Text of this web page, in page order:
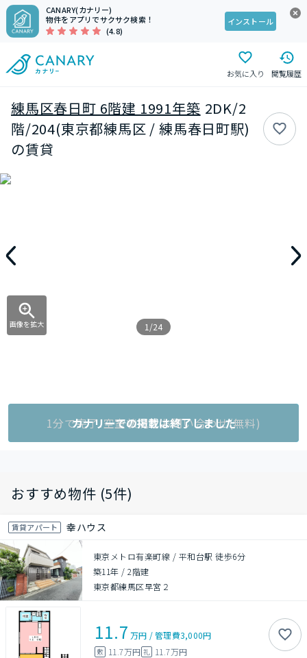
CANARY(カナリー)
物件をアプリでサクサク検索！
(4.8)
インストール
お気に入り 閲覧履歴
練馬区春日町 6階建 1991年築 2DK/2
階/204(東京都練馬区 / 練馬春日町駅)
の賃貸
画像を拡大 1/24
1分で完了!空室状況をお問い合わせ(無料)
カナリーでの掲載は終了しました
おすすめ物件 (5件)
賃貸アパート 幸ハウス
東京メトロ有楽町線 / 平和台駅 徒歩6分
築11年 /2階建
東京都練馬区早宮２
11.7 万円 /管理費3,000円
敷 11.7万円 礼 11.7万円